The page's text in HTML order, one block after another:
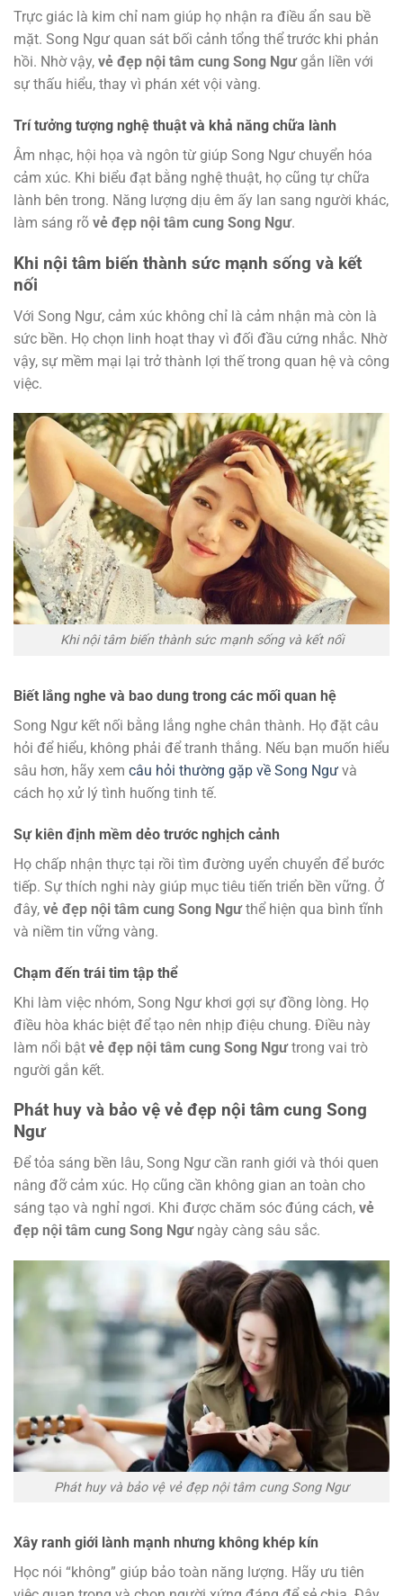
Trực giác là kim chỉ nam giúp họ nhận ra điều ẩn sau bề
mặt. Song Ngư quan sát bối cảnh tổng thể trước khi phản
hồi. Nhờ vậy, vẻ đẹp nội tâm cung Song Ngưgắn liền với
sự thấu hiểu, thay vì phán xét vội vàng.
Trí tưởng tượng nghệ thuật và khả năng chữa lành
Âm nhạc, hội họa và ngôn từ giúp Song Ngư chuyển hóa
cảm xúc. Khi biểu đạt bằng nghệ thuật, họ cũng tự chữa
lành bên trong. Năng lượng dịu êm ấy lan sang người khác,
làm sáng rõ vẻ đẹp nội tâm cung Song Ngư.
Khi nội tâm biến thành sức mạnh sống và kết
nối
Với Song Ngư, cảm xúc không chỉ là cảm nhận mà còn là
sức bền. Họ chọn linh hoạt thay vì đối đầu cứng nhắc. Nhờ
vậy, sự mềm mại lại trở thành lợi thế trong quan hệ và công
việc.
Khi nội tâm biến thành sức mạnh sống và kết nối
Biết lắng nghe và bao dung trong các mối quan hệ
Song Ngư kết nối bằng lắng nghe chân thành. Họ đặt câu
hỏi để hiểu, không phải để tranh thắng. Nếu bạn muốn hiểu
sâu hơn, hãy xem câu hỏi thường gặp về Song Ngư và
cách họ xử lý tình huống tinh tế.
Sự kiên định mềm dẻo trước nghịch cảnh
Họ chấp nhận thực tại rồi tìm đường uyển chuyển để bước
tiếp. Sự thích nghi này giúp mục tiêu tiến triển bền vững. Ở
đây, vẻ đẹp nội tâm cung Song Ngưthể hiện qua bình tĩnh
và niềm tin vững vàng.
Chạm đến trái tim tập thể
Khi làm việc nhóm, Song Ngư khơi gợi sự đồng lòng. Họ
điều hòa khác biệt để tạo nên nhịp điệu chung. Điều này
làm nổi bật vẻ đẹp nội tâm cung Song Ngưtrong vai trò
người gắn kết.
Phát huy và bảo vệ vẻ đẹp nội tâm cung Song
Ngư
Để tỏa sáng bền lâu, Song Ngư cần ranh giới và thói quen
nâng đỡ cảm xúc. Họ cũng cần không gian an toàn cho
sáng tạo và nghỉ ngơi. Khi được chăm sóc đúng cách, vẻ
đẹp nội tâm cung Song Ngưngày càng sâu sắc.
Phát huy và bảo vệ vẻ đẹp nội tâm cung Song Ngư
Xây ranh giới lành mạnh nhưng không khép kín
Học nói “không” giúp bảo toàn năng lượng. Hãy ưu tiên